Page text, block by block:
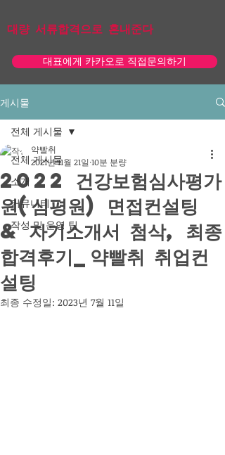
​대량 서류합격으로 혼내준다
대표에게 카카오로 직접문의하기
게시물
전체 게시물
소개
커뮤니티
작성 및 운영 팁
전체 게시물
2022 건강보험심사평가
원(심평원) 면접컨설팅
& 자기소개서 첨삭, 최종
합격후기_약빨취 취업컨
설팅
약빨취
2021년 11월 21일 10분 분량
최종 수정일: 2023년 7월 11일